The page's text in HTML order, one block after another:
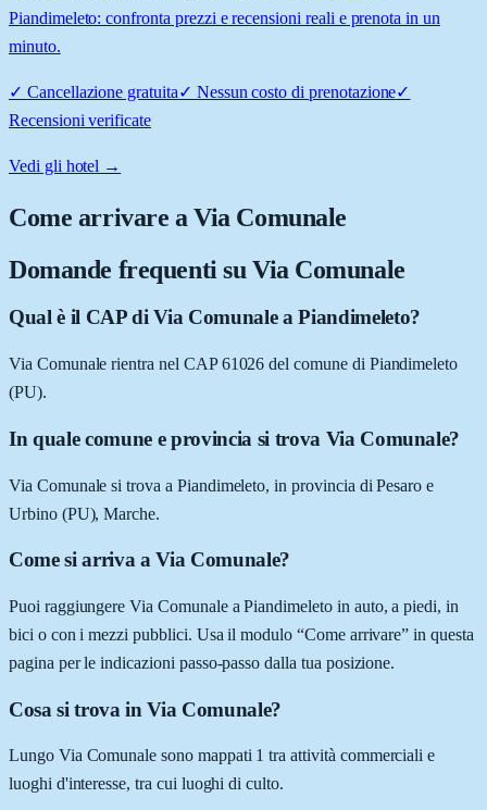
Piandimeleto: confronta prezzi e recensioni reali e prenota in un
minuto.
✓ Cancellazione gratuita✓ Nessun costo di prenotazione✓
Recensioni verificate
Vedi gli hotel →
Come arrivare aVia Comunale
Domande frequenti su Via Comunale
Qual è il CAP di Via Comunale a Piandimeleto?
Via Comunale rientra nel CAP 61026 del comune di Piandimeleto
(PU).
In quale comune e provincia si trova Via Comunale?
Via Comunale si trova a Piandimeleto, in provincia di Pesaro e
Urbino (PU), Marche.
Come si arriva a Via Comunale?
Puoi raggiungere Via Comunale a Piandimeleto in auto, a piedi, in
bici o con i mezzi pubblici. Usa il modulo “Come arrivare” in questa
pagina per le indicazioni passo-passo dalla tua posizione.
Cosa si trova in Via Comunale?
Lungo Via Comunale sono mappati 1 tra attività commerciali e
luoghi d'interesse, tra cui luoghi di culto.